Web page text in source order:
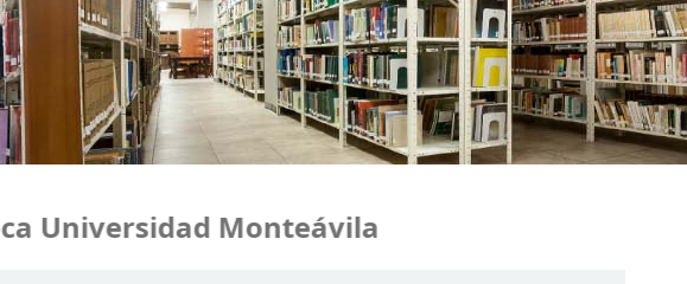
Universidad Monteávila